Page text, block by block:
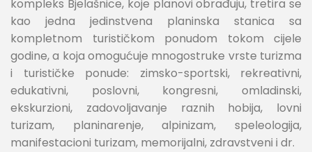
kompleks Bjelašnice, koje planovi obrađuju, tretira se
kao jedna jedinstvena planinska stanica sa
kompletnom turističkom ponudom tokom cijele
godine, a koja omogućuje mnogostruke vrste turizma
i turističke ponude: zimsko-sportski, rekreativni,
edukativni, poslovni, kongresni, omladinski,
ekskurzioni, zadovoljavanje raznih hobija, lovni
turizam, planinarenje, alpinizam, speleologija,
manifestacioni turizam, memorijalni, zdravstveni i dr.